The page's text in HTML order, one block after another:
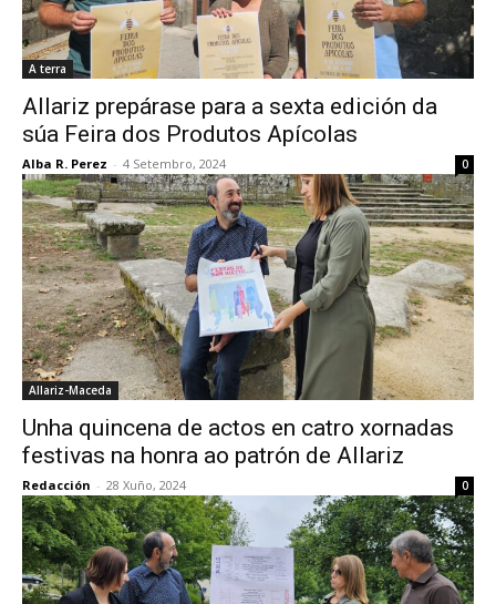
A terra
Allariz prepárase para a sexta edición da
súa Feira dos Produtos Apícolas
Alba R. Perez - 4 Setembro, 2024 0
Allariz-Maceda
Unha quincena de actos en catro xornadas
festivas na honra ao patrón de Allariz
Redacción - 28 Xuño, 2024 0